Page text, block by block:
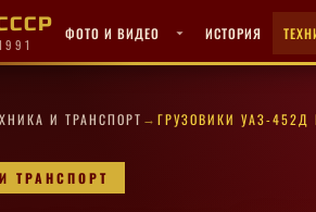
ФОТО И ВИДЕО ИСТОРИЯ
И ТРАНСПОРТ → ГРУЗОВИКИ УАЗ-452Д
ТРАНСПОРТ